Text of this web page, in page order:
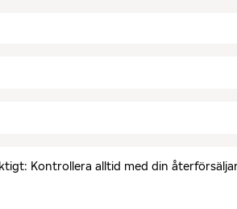
Kontrollera alltid med din